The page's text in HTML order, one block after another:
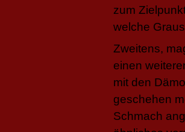
zum
welche
Zweitens,
einen
mit den
geschehen
Schmach